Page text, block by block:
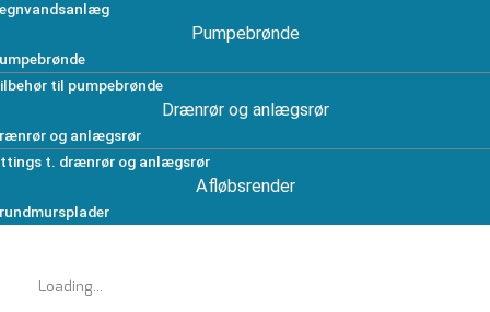
Pumpebrønde
til pumpebrønde
Drænrør og anlægsrør
og anlægsrør
t. drænrør og anlægsrør
Afløbsrender
Loading...